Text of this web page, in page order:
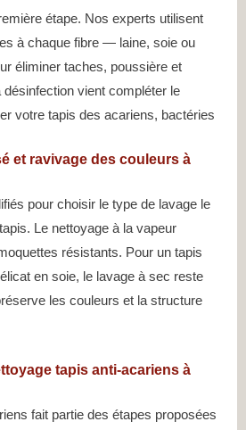
étape. Nos experts utilisent
à chaque fibre — laine, soie ou
éliminer taches, poussière et
vient compléter le
votre tapis des acariens, bactéries
et ravivage des couleurs à
pour choisir le type de lavage le
Le nettoyage à la vapeur
résistants. Pour un tapis
en soie, le lavage à sec reste
les couleurs et la structure
tapis anti-acariens à
fait partie des étapes proposées